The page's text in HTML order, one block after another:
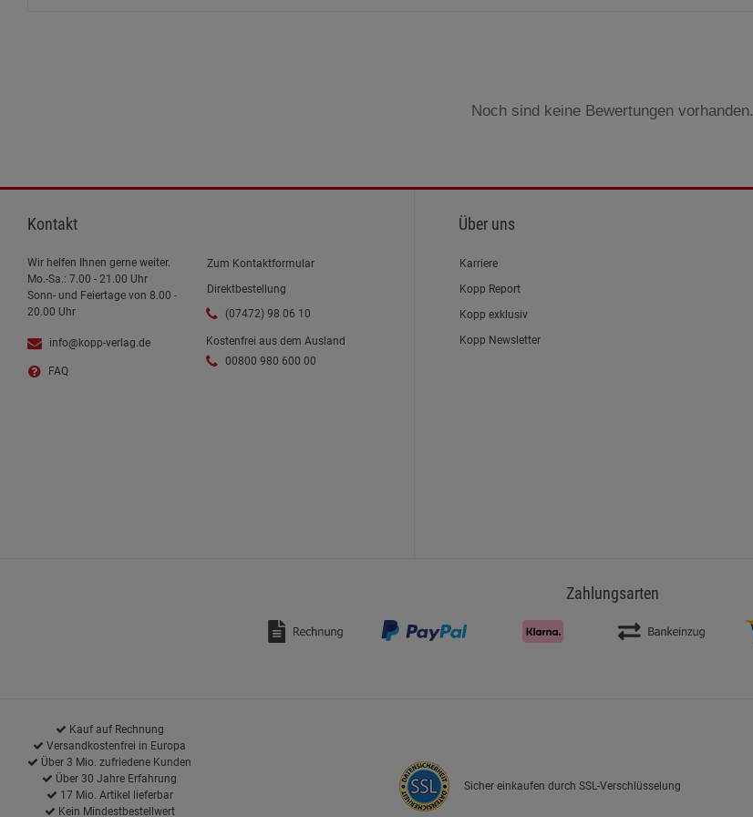
Noch sind keine Bewertungen vorhanden.
Kontakt
Wir helfen Ihnen gerne weiter.
Mo.-Sa.: 7.00 - 21.00 Uhr
Sonn- und Feiertage von 8.00 -
20.00 Uhr
info@kopp-verlag.de
FAQ
Zum Kontaktformular
Direktbestellung
(07472) 98 06 10
Kostenfrei aus dem Ausland
00800 980 600 00
Über uns
Karriere
Kopp Report
Kopp exklusiv
Kopp Newsletter
Zahlungsarten
Kauf auf Rechnung
Versandkostenfrei in Europa
Über 3 Mio. zufriedene Kunden
Über 30 Jahre Erfahrung
17 Mio. Artikel lieferbar
Kein Mindestbestellwert
Sicher einkaufen durch SSL-Verschlüsselung